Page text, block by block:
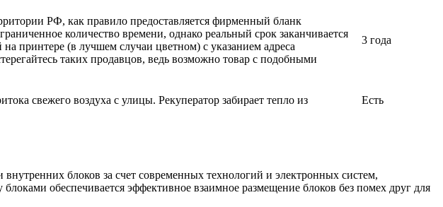
РФ, как правило предоставляется фирменный бланк
количество времени, однако реальный срок заканчивается
принтере (в лучшем случаи цветном) с указанием адреса
таких продавцов, ведь возможно товар с подобными
3 года
свежего воздуха с улицы. Рекуператор забирает тепло из
Есть
блоков за счет современных технологий и электронных систем,
обеспечивается эффективное взаимное размещение блоков без помех друг для